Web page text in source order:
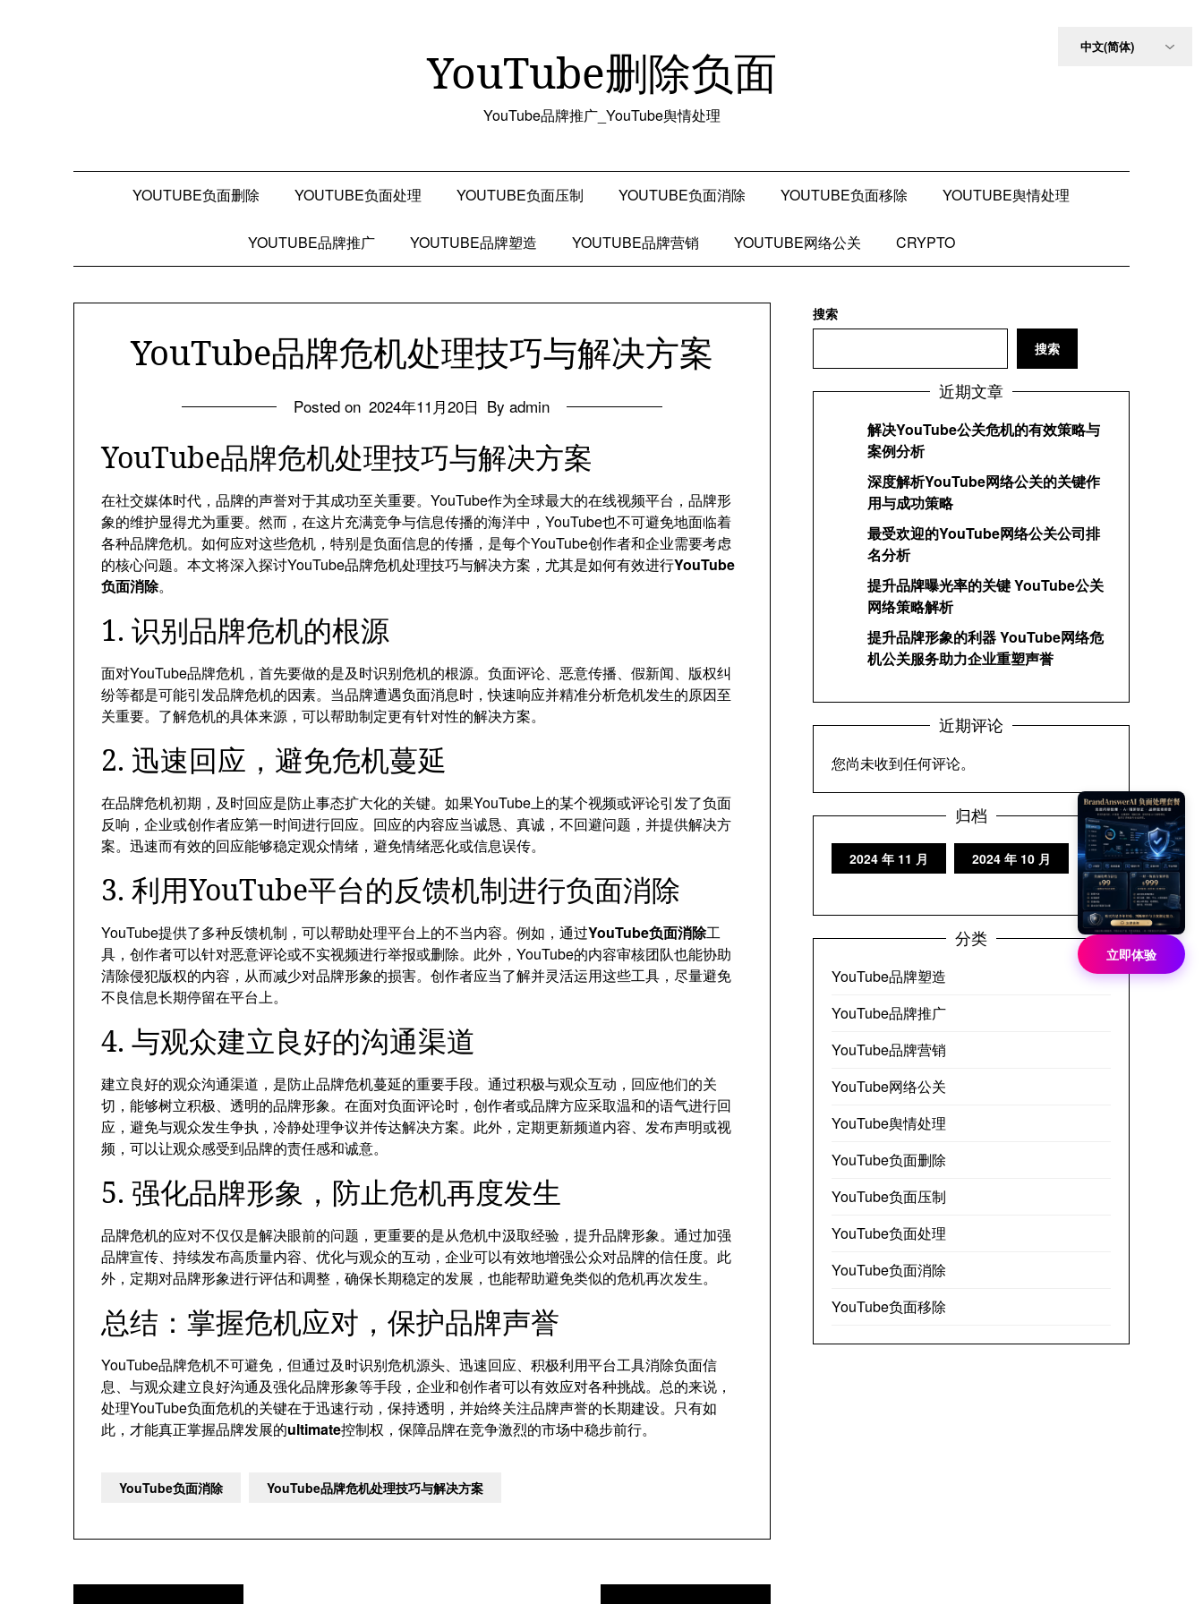
YouTube删除负面
YouTube品牌推广_YouTube舆情处理
YOUTUBE负面删除 YOUTUBE负面处理 YOUTUBE负面压制 YOUTUBE负面消除 YOUTUBE负面移除 YOUTUBE舆情处理
YOUTUBE品牌推广 YOUTUBE品牌塑造 YOUTUBE品牌营销 YOUTUBE网络公关 CRYPTO
YouTube品牌危机处理技巧与解决方案
Posted on 2024年11月20日 By admin
YouTube品牌危机处理技巧与解决方案
在社交媒体时代，品牌的声誉对于其成功至关重要。YouTube作为全球最大的在线视频平台，品牌形
象的维护显得尤为重要。然而，在这片充满竞争与信息传播的海洋中，YouTube也不可避免地面临着
各种品牌危机。如何应对这些危机，特别是负面信息的传播，是每个YouTube创作者和企业需要考虑
的核心问题。本文将深入探讨YouTube品牌危机处理技巧与解决方案，尤其是如何有效进行YouTube
负面消除。
1. 识别品牌危机的根源
面对YouTube品牌危机，首先要做的是及时识别危机的根源。负面评论、恶意传播、假新闻、版权纠
纷等都是可能引发品牌危机的因素。当品牌遭遇负面消息时，快速响应并精准分析危机发生的原因至
关重要。了解危机的具体来源，可以帮助制定更有针对性的解决方案。
2. 迅速回应，避免危机蔓延
在品牌危机初期，及时回应是防止事态扩大化的关键。如果YouTube上的某个视频或评论引发了负面
反响，企业或创作者应第一时间进行回应。回应的内容应当诚恳、真诚，不回避问题，并提供解决方
案。迅速而有效的回应能够稳定观众情绪，避免情绪恶化或信息误传。
3. 利用YouTube平台的反馈机制进行负面消除
YouTube提供了多种反馈机制，可以帮助处理平台上的不当内容。例如，通过YouTube负面消除工
具，创作者可以针对恶意评论或不实视频进行举报或删除。此外，YouTube的内容审核团队也能协助
清除侵犯版权的内容，从而减少对品牌形象的损害。创作者应当了解并灵活运用这些工具，尽量避免
不良信息长期停留在平台上。
4. 与观众建立良好的沟通渠道
建立良好的观众沟通渠道，是防止品牌危机蔓延的重要手段。通过积极与观众互动，回应他们的关
切，能够树立积极、透明的品牌形象。在面对负面评论时，创作者或品牌方应采取温和的语气进行回
应，避免与观众发生争执，冷静处理争议并传达解决方案。此外，定期更新频道内容、发布声明或视
频，可以让观众感受到品牌的责任感和诚意。
5. 强化品牌形象，防止危机再度发生
品牌危机的应对不仅仅是解决眼前的问题，更重要的是从危机中汲取经验，提升品牌形象。通过加强
品牌宣传、持续发布高质量内容、优化与观众的互动，企业可以有效地增强公众对品牌的信任度。此
外，定期对品牌形象进行评估和调整，确保长期稳定的发展，也能帮助避免类似的危机再次发生。
总结：掌握危机应对，保护品牌声誉
YouTube品牌危机不可避免，但通过及时识别危机源头、迅速回应、积极利用平台工具消除负面信
息、与观众建立良好沟通及强化品牌形象等手段，企业和创作者可以有效应对各种挑战。总的来说，
处理YouTube负面危机的关键在于迅速行动，保持透明，并始终关注品牌声誉的长期建设。只有如
此，才能真正掌握品牌发展的ultimate控制权，保障品牌在竞争激烈的市场中稳步前行。
YouTube负面消除 YouTube品牌危机处理技巧与解决方案
搜索
搜索
近期文章
解决YouTube公关危机的有效策略与
案例分析
深度解析YouTube网络公关的关键作
用与成功策略
最受欢迎的YouTube网络公关公司排
名分析
提升品牌曝光率的关键 YouTube公关
网络策略解析
提升品牌形象的利器 YouTube网络危
机公关服务助力企业重塑声誉
近期评论
您尚未收到任何评论。
归档
2024 年 11 月 2024 年 10 月
分类
YouTube品牌塑造
YouTube品牌推广
YouTube品牌营销
YouTube网络公关
YouTube舆情处理
YouTube负面删除
YouTube负面压制
YouTube负面处理
YouTube负面消除
YouTube负面移除
立即体验